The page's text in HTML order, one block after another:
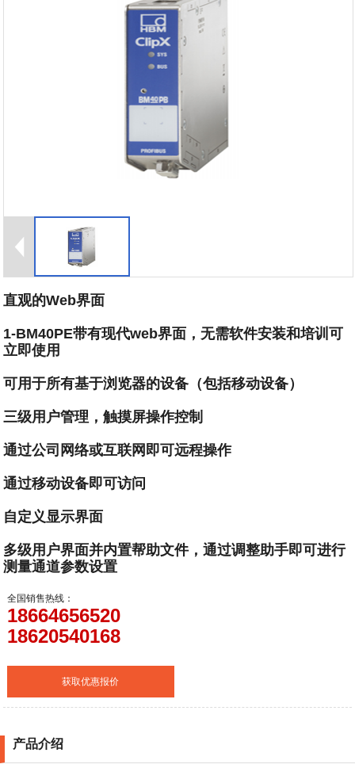
直观的Web界面
1-BM40PE带有现代web界面，无需软件安装和培训可
立即使用
可用于所有基于浏览器的设备（包括移动设备）
三级用户管理，触摸屏操作控制
通过公司网络或互联网即可远程操作
通过移动设备即可访问
自定义显示界面
多级用户界面并内置帮助文件，通过调整助手即可进行
测量通道参数设置
全国销售热线：
18664656520
18620540168
获取优惠报价
产品介绍